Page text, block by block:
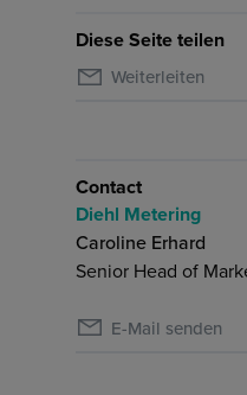
Diese Seite teilen
Weiterleiten
Contact
Diehl Metering
Caroline Erhard
Senior Head of
E-Mail senden